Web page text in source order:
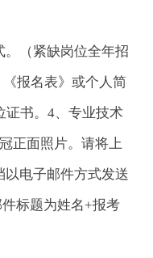
。（紧缺岗位全年招
报名表》或个人简
证书。4、专业技术
正面照片。请将上
电子邮件方式发送
标题为姓名+报考